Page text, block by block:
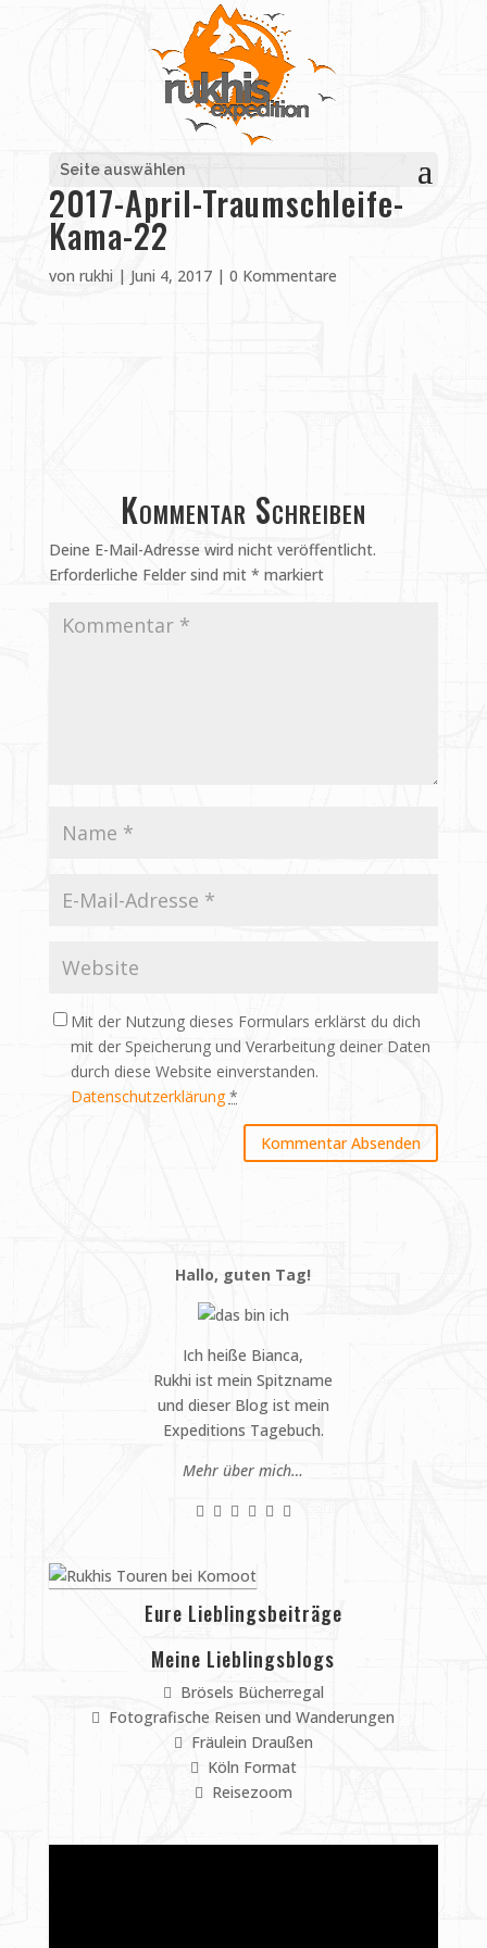
Seite auswählen
2017-April-Traumschleife-
Kama-22
von rukhi| Juni 4, 2017| 0 Kommentare
Kommentar Schreiben
Deine E-Mail-Adresse wird nicht veröffentlicht.
Erforderliche Felder sind mit * markiert
Mit der Nutzung dieses Formulars erklärst du dich
mit der Speicherung und Verarbeitung deiner Daten
durch diese Website einverstanden.
Datenschutzerklärung *
Hallo, guten Tag!
Ich heiße Bianca,
Rukhi ist mein Spitzname
und dieser Blog ist mein
Expeditions Tagebuch.
Mehr über mich…
Eure Lieblingsbeiträge
Meine Lieblingsblogs
Brösels Bücherregal
Fotografische Reisen und Wanderungen
Fräulein Draußen
Köln Format
Reisezoom